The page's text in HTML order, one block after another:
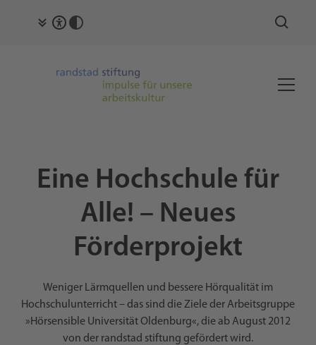
Eine Hochschule für
Alle! – Neues
Förderprojekt
Weniger Lärmquellen und bessere Hörqualität im
Hochschulunterricht – das sind die Ziele der Arbeitsgruppe
»Hörsensible Universität Oldenburg«, die ab August 2012
von der randstad stiftung gefördert wird.